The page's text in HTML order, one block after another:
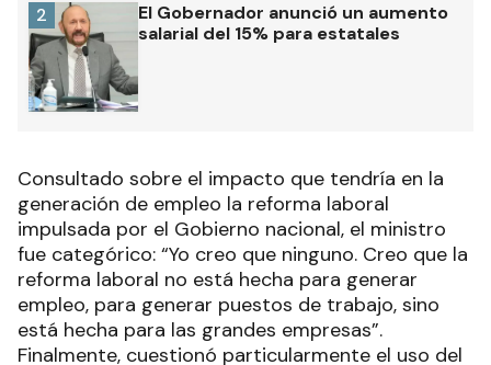
El Gobernador anunció un aumento
salarial del 15% para estatales
2
Consultado sobre el impacto que tendría en la
generación de empleo la reforma laboral
impulsada por el Gobierno nacional, el ministro
fue categórico: “Yo creo que ninguno. Creo que la
reforma laboral no está hecha para generar
empleo, para generar puestos de trabajo, sino
está hecha para las grandes empresas”.
Finalmente, cuestionó particularmente el uso del